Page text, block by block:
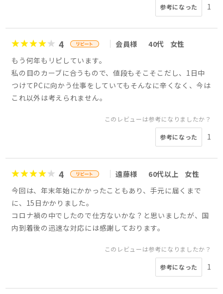
参考になった 1
4 会員様 40代
女性
もう何年もリピしています。
私の目のカーブに合うもので、値段もそこそこだし、1日中
つけてPCに向かう仕事をしていてもそんなに辛くなく、今は
これ以外は考えられません。
このレビューは参考になりましたか？
参考になった 1
4 遠藤様 60代以上
女性
今回は、年末年始にかかったこともあり、手元に届くまで
に、15日かかりました。
コロナ禍の中でしたので仕方ないかな？と思いましたが、国
内到着後の迅速な対応には感謝しております。
このレビューは参考になりましたか？
参考になった 1